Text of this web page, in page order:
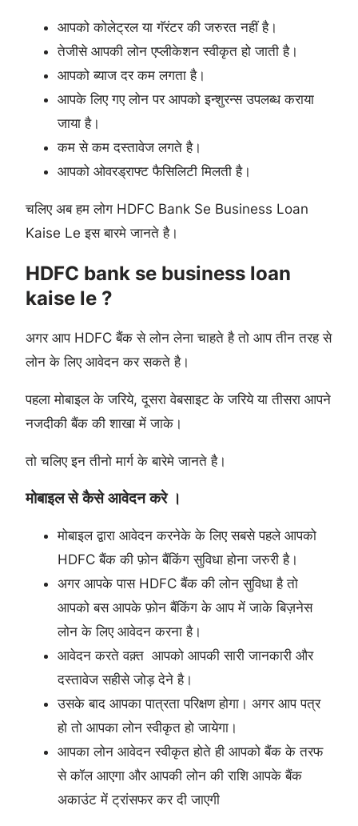
आपको कोलेट्रल या गॅरंटर की जरुरत नहीं है।
तेजीसे आपकी लोन एप्लीकेशन स्वीकृत हो जाती है।
आपको ब्याज दर कम लगता है।
आपके लिए गए लोन पर आपको इन्शुरन्स उपलब्ध कराया
जाया है।
कम से कम दस्तावेज लगते है।
आपको ओवरड्राफ्ट फैसिलिटी मिलती है।
चलिए अब हम लोग HDFC Bank Se Business Loan
Kaise Le इस बारमे जानते है।
HDFC bank se business loan
kaise le ?
अगर आप HDFC बैंक से लोन लेना चाहते है तो आप तीन तरह से
लोन के लिए आवेदन कर सकते है।
पहला मोबाइल के जरिये, दूसरा वेबसाइट के जरिये या तीसरा आपने
नजदीकी बैंक की शाखा में जाके।
तो चलिए इन तीनो मार्ग के बारेमे जानते है।
मोबाइल से कैसे आवेदन करे ।
मोबाइल द्वारा आवेदन करनेके के लिए सबसे पहले आपको
HDFC बैंक की फ़ोन बैंकिंग सुविधा होना जरुरी है।
अगर आपके पास HDFC बैंक की लोन सुविधा है तो
आपको बस आपके फ़ोन बैंकिंग के आप में जाके बिज़नेस
लोन के लिए आवेदन करना है।
आवेदन करते वक़्त आपको आपकी सारी जानकारी और
दस्तावेज सहीसे जोड़ देने है।
उसके बाद आपका पात्रता परिक्षण होगा। अगर आप पत्र
हो तो आपका लोन स्वीकृत हो जायेगा।
आपका लोन आवेदन स्वीकृत होते ही आपको बैंक के तरफ
से कॉल आएगा और आपकी लोन की राशि आपके बैंक
अकाउंट में ट्रांसफर कर दी जाएगी